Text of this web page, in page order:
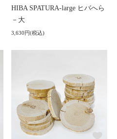
HIBA SPATURA-large ヒバへら
－大
3,630円(税込)